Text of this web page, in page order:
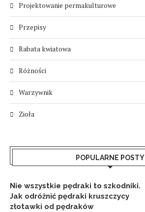
Projektowanie permakulturowe
Przepisy
Rabata kwiatowa
Różności
Warzywnik
Zioła
POPULARNE POSTY
Nie wszystkie pędraki to szkodniki.
Jak odróżnić pędraki kruszczycy
złotawki od pędraków